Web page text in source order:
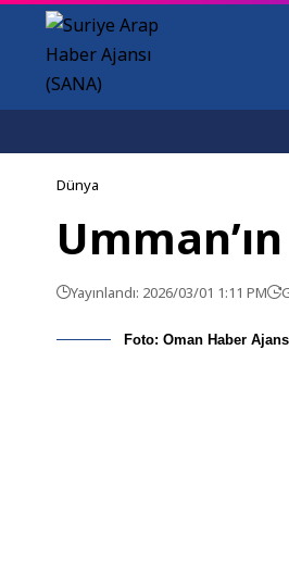
Dünya
Yayınlandı: 2026/03/01 1:11 PM
Foto: Oman Haber